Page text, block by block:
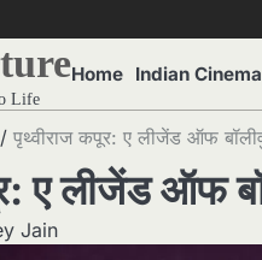
Life
Home Indian Cinema
पृथ्वीराज कपूर: ए लीजेंड ऑफ
ए लीजेंड ऑफ
Jain